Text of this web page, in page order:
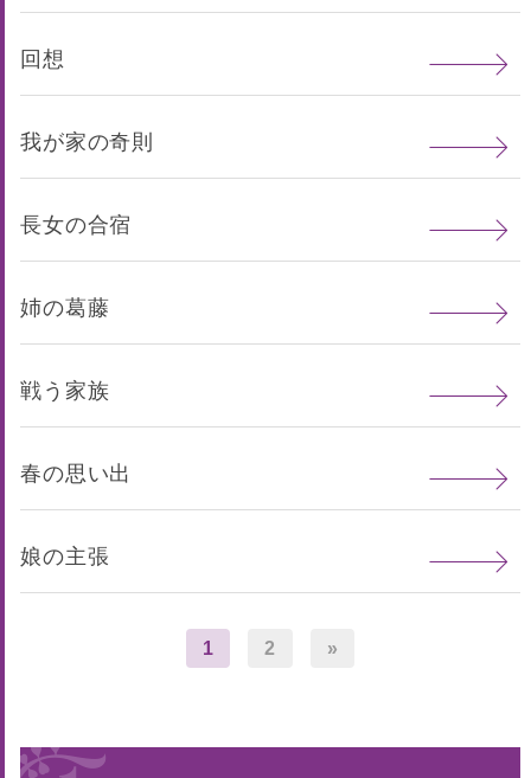
回想
我が家の奇則
長女の合宿
姉の葛藤
戦う家族
春の思い出
娘の主張
1 2 »